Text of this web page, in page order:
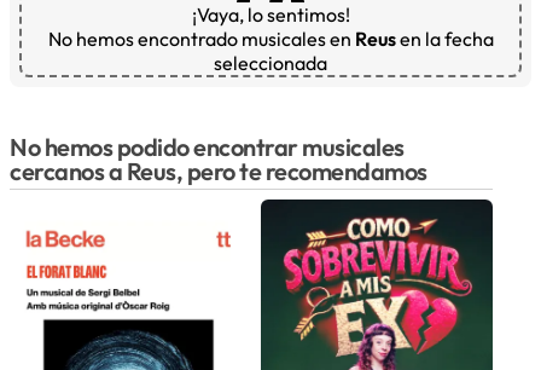
¡Vaya, lo sentimos!
No hemos encontrado musicales en Reusen la fecha
seleccionada
No hemos podido encontrar musicales
cercanos a Reus, pero te recomendamos